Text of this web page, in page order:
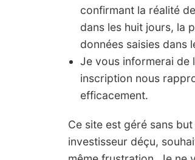
confirmant la réalité
dans les huit jours, la
données saisies dans
Je vous informerai de
inscription nous
efficacement.
Ce site est géré sans
investisseur déçu,